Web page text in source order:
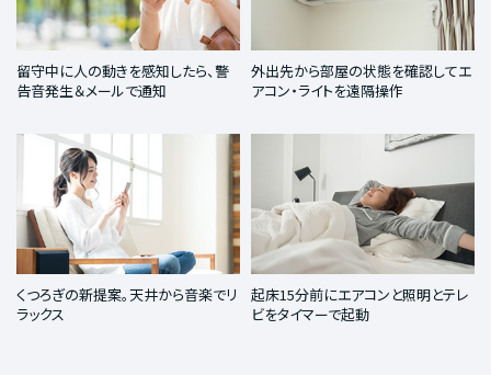
留守中に人の動きを感知したら、警
告音発生＆メールで通知
外出先から部屋の状態を確認してエ
アコン・ライトを遠隔操作
くつろぎの新提案。天井から音楽でリ
ラックス
起床15分前にエアコンと照明とテレ
ビをタイマーで起動